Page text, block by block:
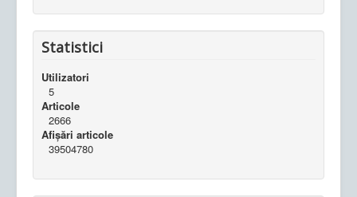
Statistici
Utilizatori
5
Articole
2666
Afișări articole
39504780